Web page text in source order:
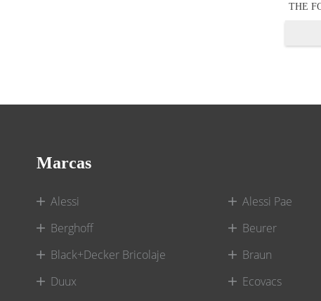
THE
Marcas
Alessi Alessi Pae
Berghoff
Beurer
Black+Decker Bricolaje
Braun
Duux
Ecovacs